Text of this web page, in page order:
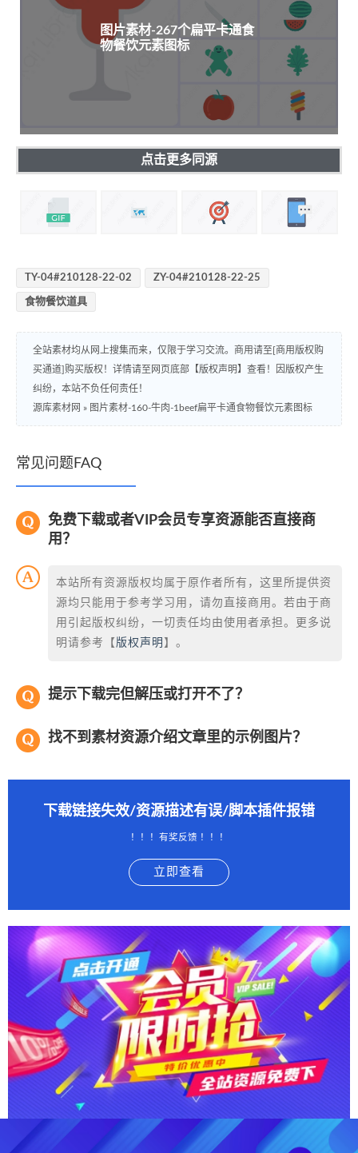
图片素材-267个扁平卡通食
物餐饮元素图标
点击更多同源
TY-04#210128-22-02 ZY-04#210128-22-25
食物餐饮道具
全站素材均从网上搜集而来，仅限于学习交流。商用请至[商用版权购
买通道]购买版权！详情请至网页底部【版权声明】查看！因版权产生
纠纷，本站不负任何责任！
源库素材网 » 图片素材-160-牛肉-1beef扁平卡通食物餐饮元素图标
常见问题FAQ
免费下载或者VIP会员专享资源能否直接商
用？
本站所有资源版权均属于原作者所有，这里所提供资
源均只能用于参考学习用，请勿直接商用。若由于商
用引起版权纠纷，一切责任均由使用者承担。更多说
明请参考【 版权声明 】。
提示下载完但解压或打开不了？
找不到素材资源介绍文章里的示例图片？
下载链接失效/资源描述有误/脚本插件报错
！！！有奖反馈 ！！！
立即查看